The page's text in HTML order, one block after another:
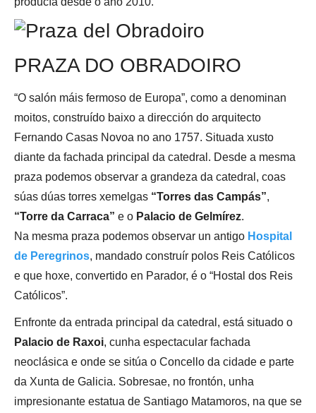
PRAZA DO OBRADOIRO
“O salón máis fermoso de Europa”, como a denominan
moitos, construído baixo a dirección do arquitecto
Fernando Casas Novoa no ano 1757. Situada xusto
diante da fachada principal da catedral. Desde a mesma
praza podemos observar a grandeza da catedral, coas
súas dúas torres xemelgas “Torres das Campás”,
“Torre da Carraca” e o Palacio de Gelmírez.
Na mesma praza podemos observar un antigo Hospital
de Peregrinos, mandado construír polos Reis Católicos
e que hoxe, convertido en Parador, é o “Hostal dos Reis
Católicos”.
Enfronte da entrada principal da catedral, está situado o
Palacio de Raxoi, cunha espectacular fachada
neoclásica e onde se sitúa o Concello da cidade e parte
da Xunta de Galicia. Sobresae, no frontón, unha
impresionante estatua de Santiago Matamoros, na que se